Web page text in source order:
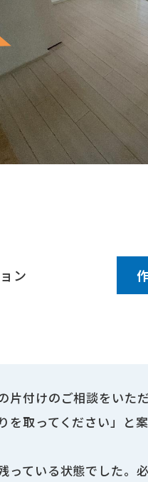
ン
付けのご相談をいた
取ってください」と
ている状態でした。